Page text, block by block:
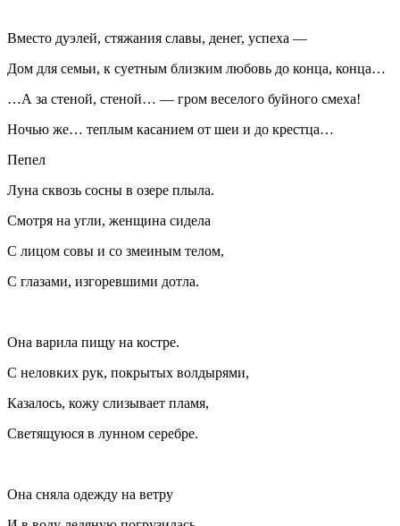
Вместо дуэлей, стяжания славы, денег, успеха —
Дом для семьи, к суетным близким любовь до конца, конца…
…А за стеной, стеной… — гром веселого буйного смеха!
Ночью же… теплым касанием от шеи и до крестца…
Пепел
Луна сквозь сосны в озере плыла.
Смотря на угли, женщина сидела
С лицом совы и со змеиным телом,
С глазами, изгоревшими дотла.
Она варила пищу на костре.
С неловких рук, покрытых волдырями,
Казалось, кожу слизывает пламя,
Светящуюся в лунном серебре.
Она сняла одежду на ветру